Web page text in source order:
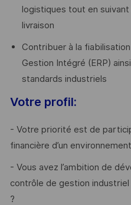
logistiques tout en
livraison
Contribuer à la
Gestion Intégré (ERP)
standards industriels
Votre profil:
- Votre priorité est de
financière d’un
- Vous avez l’ambition de
contrôle de gestion industriel
?